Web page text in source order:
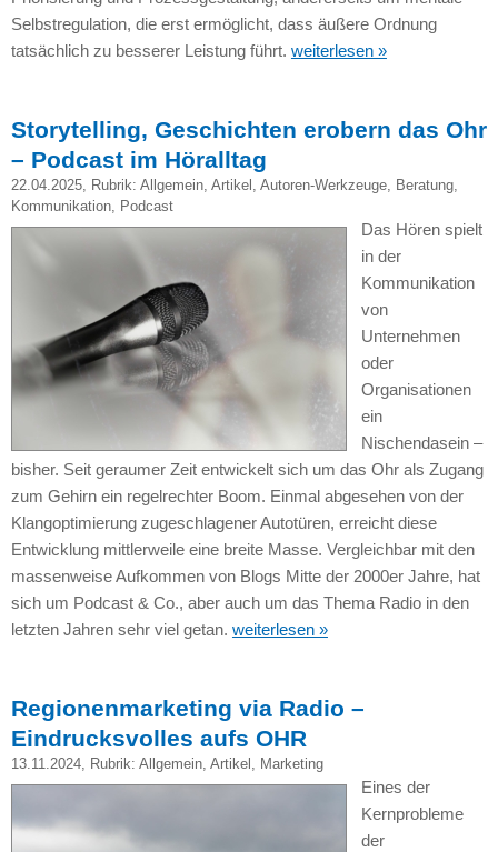
Selbstregulation, die erst ermöglicht, dass äußere Ordnung
tatsächlich zu besserer Leistung führt. weiterlesen »
Storytelling, Geschichten erobern das Ohr
– Podcast im Höralltag
22.04.2025, Rubrik: Allgemein, Artikel , Autoren-Werkzeuge, Beratung,
Kommunikation, Podcast
Das Hören spielt
in der
Kommunikation
von
Unternehmen
oder
Organisationen
ein
Nischendasein –
bisher. Seit geraumer Zeit entwickelt sich um das Ohr als Zugang
zum Gehirn ein regelrechter Boom. Einmal abgesehen von der
Klangoptimierung zugeschlagener Autotüren, erreicht diese
Entwicklung mittlerweile eine breite Masse. Vergleichbar mit den
massenweise Aufkommen von Blogs Mitte der 2000er Jahre, hat
sich um Podcast & Co., aber auch um das Thema Radio in den
letzten Jahren sehr viel getan. weiterlesen »
Regionenmarketing via Radio –
Eindrucksvolles aufs OHR
13.11.2024, Rubrik: Allgemein, Artikel , Marketing
Eines der
Kernprobleme
der